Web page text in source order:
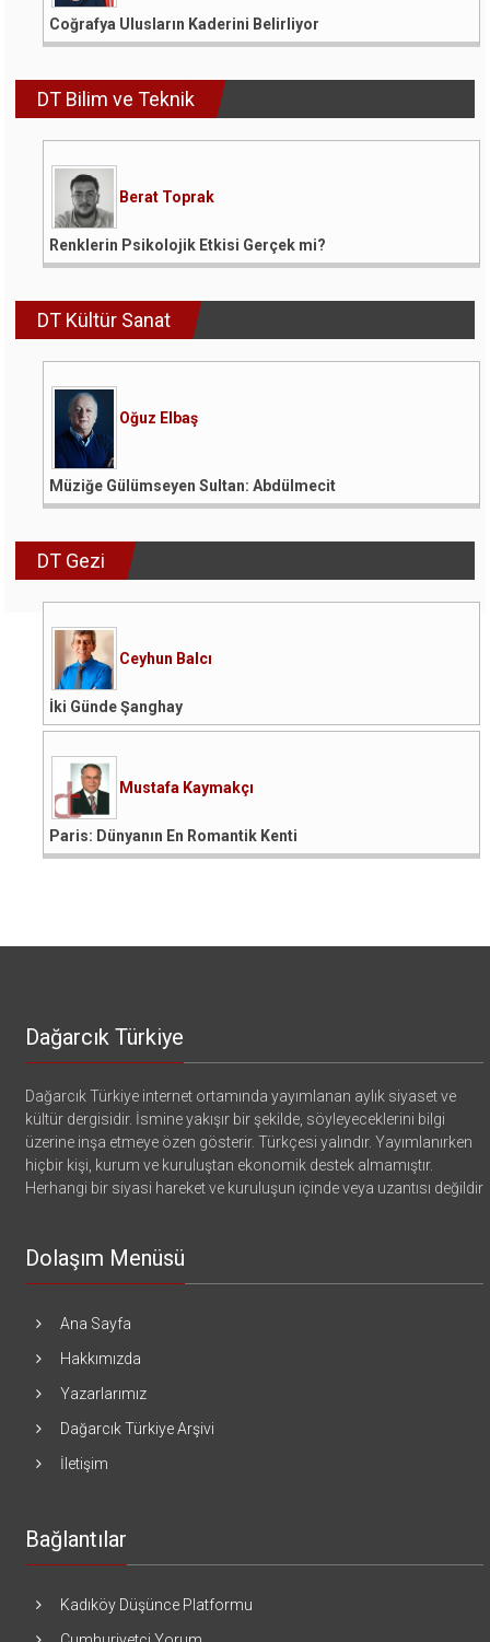
Coğrafya Ulusların Kaderini Belirliyor
DT Bilim ve Teknik
Berat Toprak
Renklerin Psikolojik Etkisi Gerçek mi?
DT Kültür Sanat
Oğuz Elbaş
Müziğe Gülümseyen Sultan: Abdülmecit
DT Gezi
Ceyhun Balcı
İki Günde Şanghay
Mustafa Kaymakçı
Paris: Dünyanın En Romantik Kenti
Dağarcık Türkiye
Dağarcık Türkiye internet ortamında yayımlanan aylık siyaset ve
kültür dergisidir. İsmine yakışır bir şekilde, söyleyeceklerini bilgi
üzerine inşa etmeye özen gösterir. Türkçesi yalındır. Yayımlanırken
hiçbir kişi, kurum ve kuruluştan ekonomik destek almamıştır.
Herhangi bir siyasi hareket ve kuruluşun içinde veya uzantısı değildir
Dolaşım Menüsü
Ana Sayfa
Hakkımızda
Yazarlarımız
Dağarcık Türkiye Arşivi
İletişim
Bağlantılar
Kadıköy Düşünce Platformu